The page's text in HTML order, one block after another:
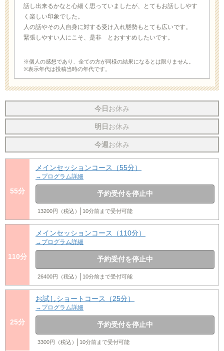
話し出来るかなと心細く思っていましたが、とてもお話ししやす
く楽しい印象でした。
人の話やその人自身に対する受け入れ態勢もとても広いです。
緊張しやすい人にこそ、是非 とおすすめしたいです。
※個人の感想であり、全ての方が同様の結果になるとは限りません。
※表示年代は投稿当時の年代です。
今日 お休み
明日 お休み
今週 お休み
55分
メインセッションコース（55分）
→プログラム詳細
予約受付を停止中
13200円（税込） 10分前まで受付可能
110分
メインセッションコース（110分）
→プログラム詳細
予約受付を停止中
26400円（税込） 10分前まで受付可能
25分
お試しショートコース（25分）
→プログラム詳細
予約受付を停止中
3300円（税込） 10分前まで受付可能